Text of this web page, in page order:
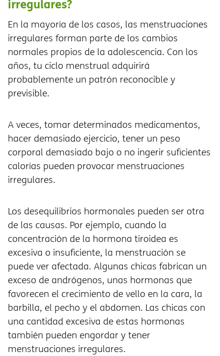
irregulares?
En la mayoría de los casos, las menstruaciones
irregulares forman parte de los cambios
normales propios de la adolescencia. Con los
años, tu ciclo menstrual adquirir
probablemente un patrón reconocible y
previsible.
A veces, tomar determinados medicamentos,
hacer demasiado ejercicio, tener un peso
corporal demasiado bajo o no ingerir suficientes
calorías pueden provocar menstruaciones
irregulares.
Los desequilibrios hormonales pueden ser otra
de las causas. Por ejemplo, cuando la
concentración de la hormona tiroidea es
excesiva o insuficiente, la menstruación se
puede ver afectada. Algunas chicas fabrican un
exceso de andrógenos, unas hormonas que
favorecen el crecimiento de vello en la cara, la
barbilla, el pecho y el abdomen. Las chicas con
una cantidad excesiva de estas hormonas
también pueden engordar y tener
menstruaciones irregulares.